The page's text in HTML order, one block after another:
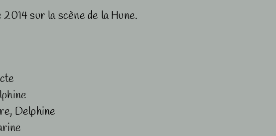
sur la scène de la Hune.
Delphine